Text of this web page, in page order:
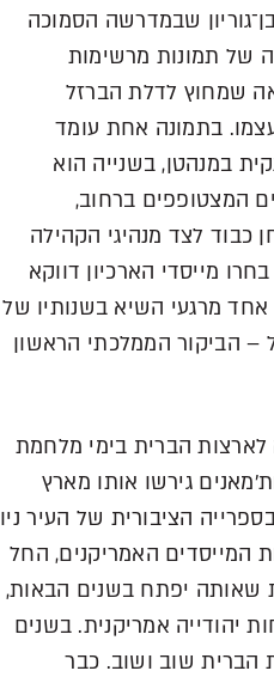
שבמדרשה הסמוכה
של תמונות מרשימות
שמחוץ לדלת הברזל
בתמונה אחת עומד
במנהטן, בשנייה הוא
המצטופפים ברחוב,
כבוד לצד מנהיגי הקהילה
מייסדי הארכיון דווקא
מרגעי השיא בשנותיו של
– הביקור הממלכתי הראשון
לארצות הברית בימי מלחמת
גירשו אותו מארץ
הציבורית של העיר ניו
המייסדים האמריקנים, החל
יפתח בשנים הבאות,
יהודייה אמריקנית. בשנים
הברית שוב ושוב. כבר